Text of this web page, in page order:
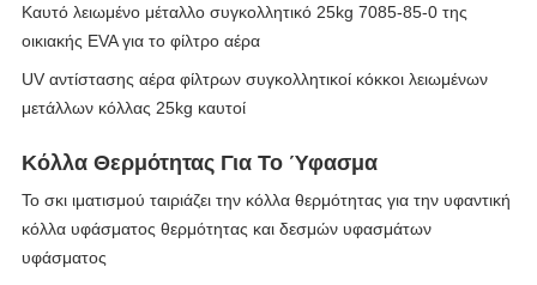
Καυτό λειωμένο μέταλλο συγκολλητικό 25kg 7085-85-0 της
οικιακής EVA για το φίλτρο αέρα
UV αντίστασης αέρα φίλτρων συγκολλητικοί κόκκοι λειωμένων
μετάλλων κόλλας 25kg καυτοί
Κόλλα Θερμότητας Για Το Ύφασμα
Το σκι ιματισμού ταιριάζει την κόλλα θερμότητας για την υφαντική
κόλλα υφάσματος θερμότητας και δεσμών υφασμάτων
υφάσματος